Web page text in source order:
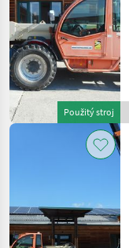
Použitý stroj